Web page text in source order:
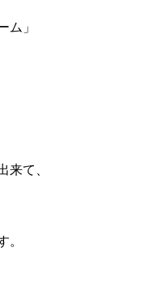
ム」
来て、
。